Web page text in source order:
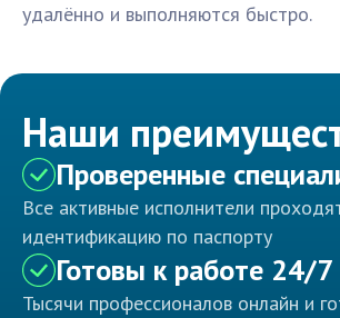
удалённо и выполняются быстро.
Наши
Проверенные
Все активные исполнители
идентификацию по паспорту
Готовы к работе 24/7
Тысячи профессионалов онлайн и